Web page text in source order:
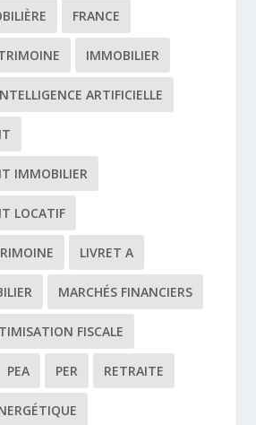
FRANCE
IMMOBILIER
ARTIFICIELLE
IMMOBILIER
LOCATIF
LIVRET A
MARCHÉS FINANCIERS
FISCALE
PEA PER RETRAITE